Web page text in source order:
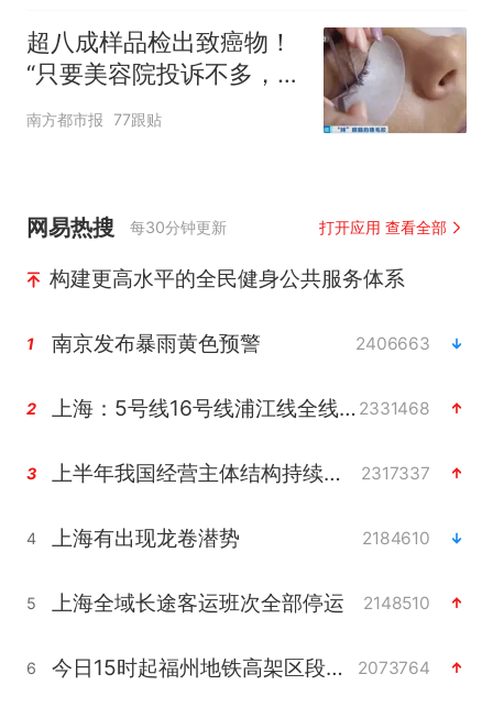
超八成样品检出致癌物！
“只要美容院投诉不多，店
家就不会更换产品”
南方都市报 77跟贴
网易热搜 每30分钟更新 打开应用 查看全部
构建更高水平的全民健身公共服务体系
1 南京发布暴雨黄色预警 2406663
2 上海：5号线16号线浦江线全线停运 2331468
3 上半年我国经营主体结构持续优化 2317337
4 上海有出现龙卷潜势 2184610
5 上海全域长途客运班次全部停运 2148510
6 今日15时起福州地铁高架区段停运 2073764